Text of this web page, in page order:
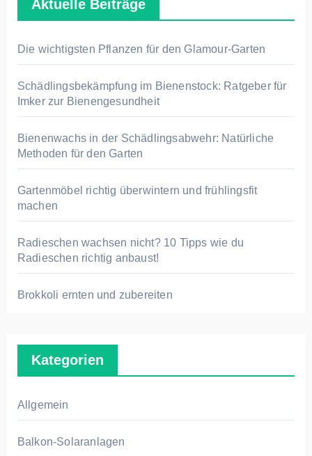
n
n
a
c
h
:
Aktuelle Beiträge
Die wichtigsten Pflanzen für den Glamour-Garten
Schädlingsbekämpfung im Bienenstock: Ratgeber für
Imker zur Bienengesundheit
Bienenwachs in der Schädlingsabwehr: Natürliche
Methoden für den Garten
Gartenmöbel richtig überwintern und frühlingsfit
machen
Radieschen wachsen nicht? 10 Tipps wie du
Radieschen richtig anbaust!
Brokkoli ernten und zubereiten
Kategorien
Allgemein
Balkon-Solaranlagen